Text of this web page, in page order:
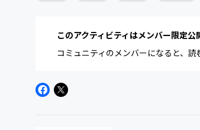
このアクティビティはメンバー限定公
コミュニティのメンバーになると、読